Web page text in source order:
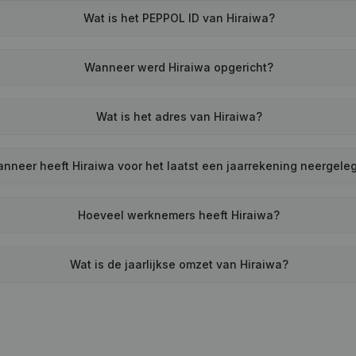
Wat is het PEPPOL ID van Hiraiwa?
Wanneer werd Hiraiwa opgericht?
Wat is het adres van Hiraiwa?
heeft Hiraiwa voor het laatst een jaarrekening
Hoeveel werknemers heeft Hiraiwa?
Wat is de jaarlijkse omzet van Hiraiwa?